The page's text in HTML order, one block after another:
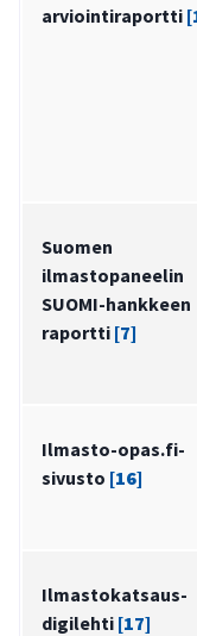
arviointiraportti
Suomen
ilmastopaneelin
SUOMI-hankkeen
raportti [7]
Ilmasto-opas.fi-
sivusto [16]
Ilmastokatsaus-
digilehti [17]